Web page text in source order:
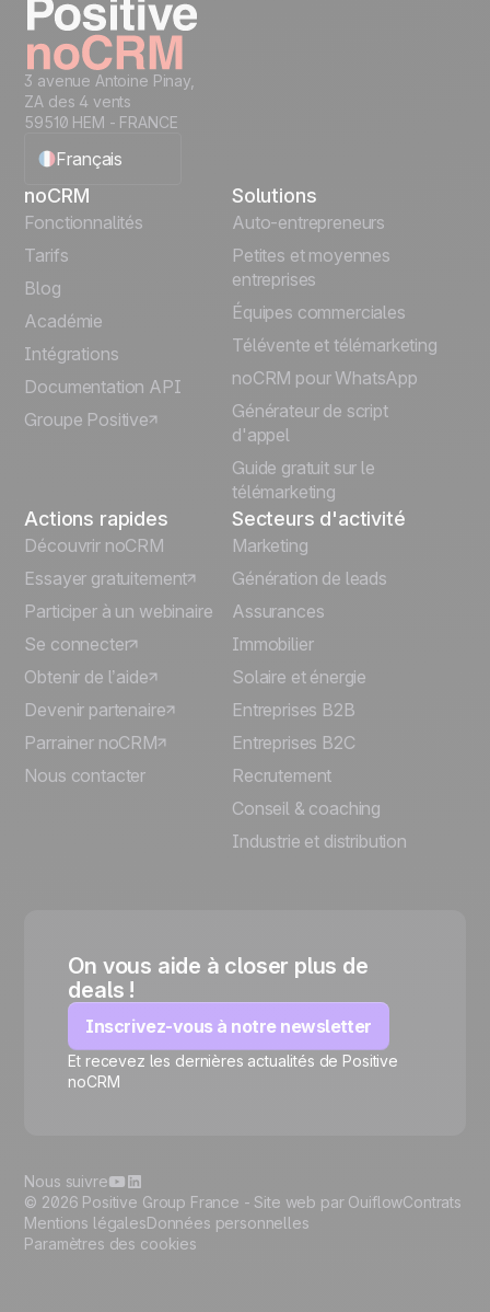
3 avenue Antoine Pinay,
ZA des 4 vents
59510 HEM - FRANCE
Français
English
Português
Italiano
Deutsch
noCRM
Fonctionnalités
Tarifs
Blog
Académie
Intégrations
Documentation API
Groupe Positive
Solutions
Auto-entrepreneurs
Petites et moyennes
entreprises
Équipes commerciales
Télévente et télémarketing
noCRM pour WhatsApp
Générateur de script
d'appel
Guide gratuit sur le
télémarketing
Actions rapides
Découvrir noCRM
Essayer gratuitement
Participer à un webinaire
Se connecter
Obtenir de l’aide
Devenir partenaire
Parrainer noCRM
Nous contacter
Secteurs d'activité
Marketing
Génération de leads
Assurances
Immobilier
Solaire et énergie
Entreprises B2B
Entreprises B2C
Recrutement
Conseil & coaching
Industrie et distribution
On vous aide à closer plus de
deals !
Inscrivez-vous à notre newsletter
Et recevez les dernières actualités de Positive
noCRM
© 2026 Positive Group France - Site web par OuiflowContrats
Mentions légalesDonnées personnelles
Paramètres des cookies
Nous suivre